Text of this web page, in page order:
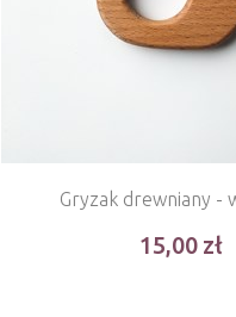
Gryzak drewniany -
15,00